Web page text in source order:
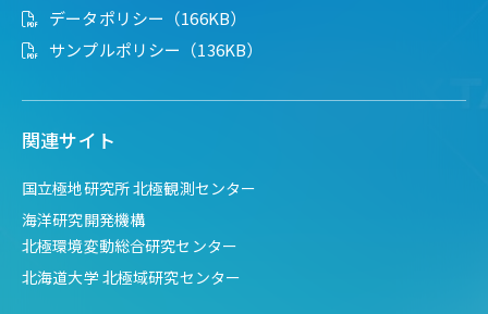
データポリシー（166KB）
サンプルポリシー（136KB）
関連サイト
国立極地研究所 北極観測センター
海洋研究開発機構
北極環境変動総合研究センター
北海道大学 北極域研究センター